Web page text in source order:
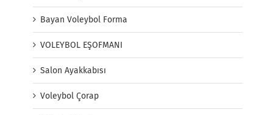
Bayan Voleybol Forma
VOLEYBOL EŞOFMANI
Salon Ayakkabısı
Voleybol Çorap